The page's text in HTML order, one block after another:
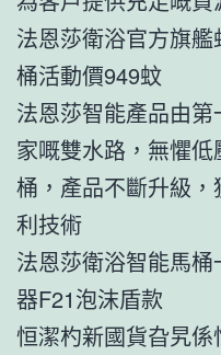
法恩莎衛浴官方旗
桶活動價949蚊
法恩莎智能產品由
家嘅雙水路，無懼
桶，產品不斷升級
利技術
法恩莎衛浴智能馬
器F21泡沫盾款
恒潔杓新國貨旮旯